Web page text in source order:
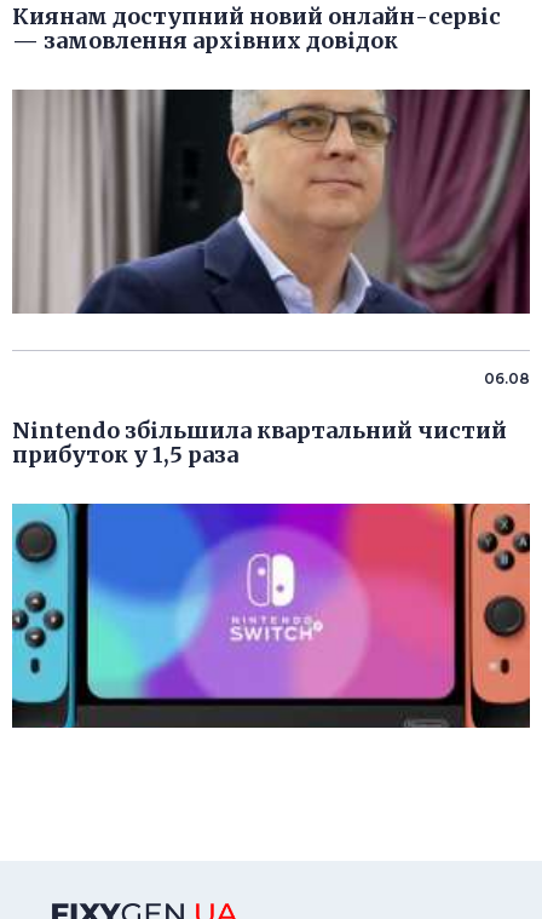
Киянам доступний новий онлайн-сервіс
— замовлення архівних довідок
06.08
Nintendo збільшила квартальний чистий
прибуток у 1,5 раза